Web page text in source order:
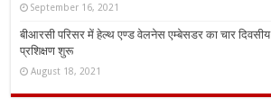
September 16, 2021
बीआरसी परिसर में हेल्थ एण्ड वेलनेस एम्बेसडर का चार दिवसीय
प्रशिक्षण शुरू
August 18, 2021